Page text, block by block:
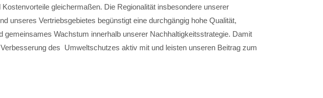
Kostenvorteile gleichermaßen. Die Regionalität insbesondere unserer
unseres Vertriebsgebietes begünstigt eine durchgängig hohe Qualität,
gemeinsames Wachstum innerhalb unserer Nachhaltigkeitsstrategie. Damit
des Umweltschutzes aktiv mit und leisten unseren Beitrag zum